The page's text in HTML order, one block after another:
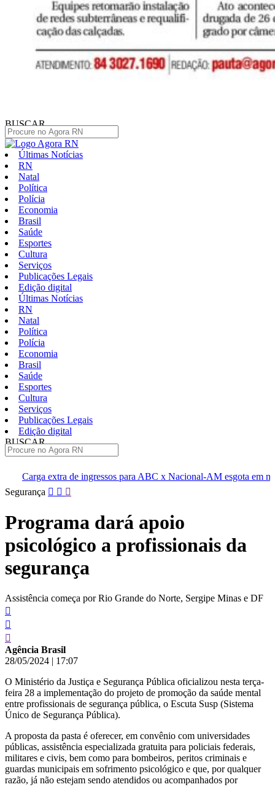
BUSCAR
Últimas Notícias
RN
Natal
Política
Polícia
Economia
Brasil
Saúde
Esportes
Cultura
Serviços
Publicações Legais
Edição digital
Últimas Notícias
RN
Natal
Política
Polícia
Economia
Brasil
Saúde
Esportes
Cultura
Serviços
Publicações Legais
Edição digital
BUSCAR
para ABC x Nacional-AM esgota em minutos
Cúpula
Pular
para
conteúdo
Segurança
Programa dará apoio
psicológico a profissionais da
segurança
Assistência começa por Rio Grande do Norte, Sergipe Minas e DF
Agência Brasil
28/05/2024 | 17:07
O Ministério da Justiça e Segurança Pública oficializou nesta terça-
feira 28 a implementação do projeto de promoção da saúde mental
entre profissionais de segurança pública, o Escuta Susp (Sistema
Único de Segurança Pública).
A proposta da pasta é oferecer, em convênio com universidades
públicas, assistência especializada gratuita para policiais federais,
militares e civis, bem como para bombeiros, peritos criminais e
guardas municipais em sofrimento psicológico e que, por qualquer
razão, já não estejam sendo atendidos ou acompanhados por